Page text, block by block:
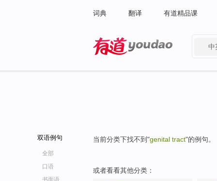
词典 翻译 有道精品课
中
双语例句
全部
口语
书面语
当前分类下找不到"genital tract"的例句。
或者看看其他分类：